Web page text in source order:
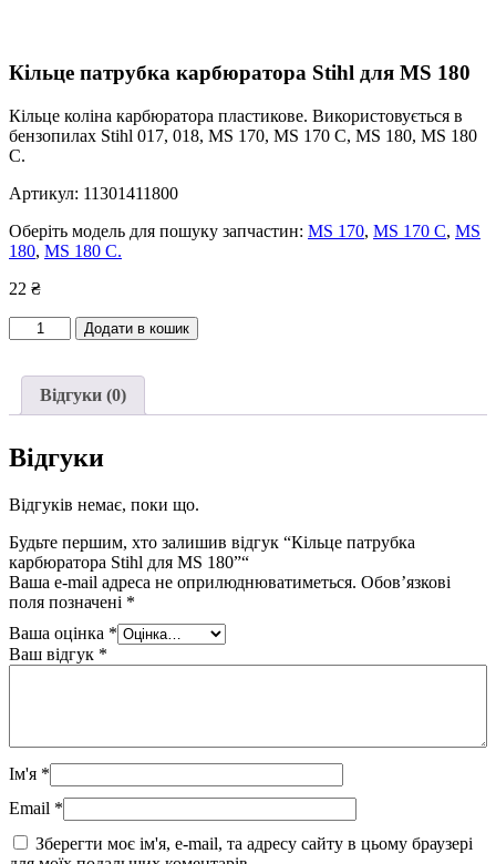
Кільце патрубка карбюратора Stihl для MS 180
Кільце коліна карбюратора пластикове. Використовується в
бензопилах Stihl 017, 018, MS 170, MS 170 C, MS 180, MS 180
C.
Артикул: 11301411800
Оберіть модель для пошуку запчастин: MS 170, MS 170 C, MS
180, MS 180 C.
22 ₴
Кільце
патрубка
Stihl
180
кількість
Додати в кошик
Відгуки (0)
Відгуки
Відгуків немає, поки що.
Будьте першим, хто залишив відгук “Кільце патрубка
карбюратора Stihl для MS 180”“
Ваша e-mail адреса не оприлюднюватиметься. Обов’язкові
поля позначені *
Ваша оцінка *
Ваш відгук *
Ім'я *
Email *
Зберегти моє ім'я, e-mail, та адресу сайту в цьому браузері